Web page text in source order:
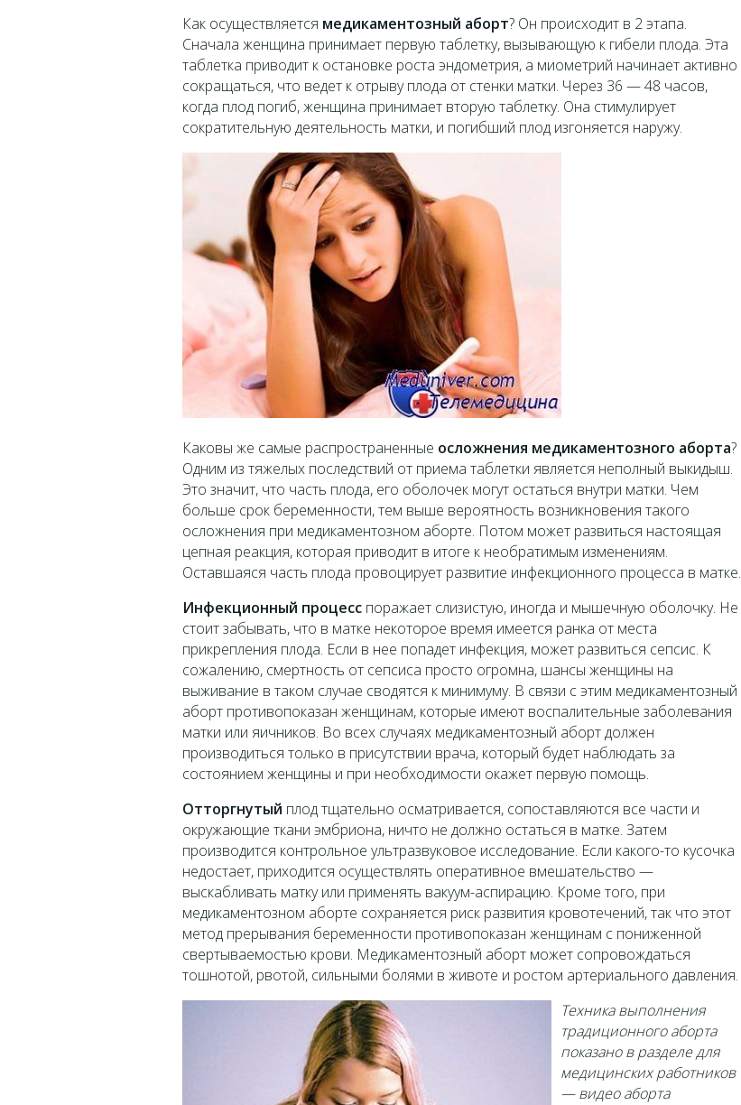
Как осуществляется медикаментозный аборт? Он происходит в 2 этапа.
Сначала женщина принимает первую таблетку, вызывающую к гибели плода. Эта
таблетка приводит к остановке роста эндометрия, а миометрий начинает активно
сокращаться, что ведет к отрыву плода от стенки матки. Через 36 — 48 часов,
когда плод погиб, женщина принимает вторую таблетку. Она стимулирует
сократительную деятельность матки, и погибший плод изгоняется наружу.
Каковы же самые распространенные осложнения медикаментозного аборта?
Одним из тяжелых последствий от приема таблетки является неполный выкидыш.
Это значит, что часть плода, его оболочек могут остаться внутри матки. Чем
больше срок беременности, тем выше вероятность возникновения такого
осложнения при медикаментозном аборте. Потом может развиться настоящая
цепная реакция, которая приводит в итоге к необратимым изменениям.
Оставшаяся часть плода провоцирует развитие инфекционного процесса в матке.
Инфекционный процесспоражает слизистую, иногда и мышечную оболочку. Не
стоит забывать, что в матке некоторое время имеется ранка от места
прикрепления плода. Если в нее попадет инфекция, может развиться сепсис. К
сожалению, смертность от сепсиса просто огромна, шансы женщины на
выживание в таком случае сводятся к минимуму. В связи с этим медикаментозный
аборт противопоказан женщинам, которые имеют воспалительные заболевания
матки или яичников. Во всех случаях медикаментозный аборт должен
производиться только в присутствии врача, который будет наблюдать за
состоянием женщины и при необходимости окажет первую помощь.
Отторгнутый плод тщательно осматривается, сопоставляются все части и
окружающие ткани эмбриона, ничто не должно остаться в матке. Затем
производится контрольное ультразвуковое исследование. Если какого-то кусочка
недостает, приходится осуществлять оперативное вмешательство —
выскабливать матку или применять вакуум-аспирацию. Кроме того, при
медикаментозном аборте сохраняется риск развития кровотечений, так что этот
метод прерывания беременности противопоказан женщинам с пониженной
свертываемостью крови. Медикаментозный аборт может сопровождаться
тошнотой, рвотой, сильными болями в животе и ростом артериального давления.
Техника выполнения
традиционного аборта
показано в разделе для
медицинских работников
— видео аборта